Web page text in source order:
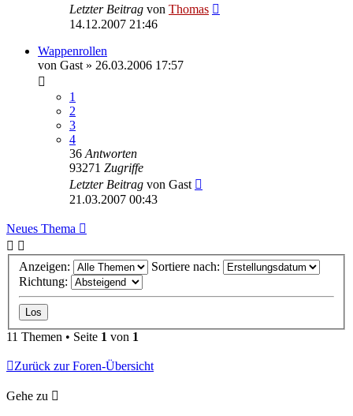
Letzter Beitrag von Thomas
14.12.2007 21:46
Wappenrollen
von Gast » 26.03.2006 17:57
1
2
3
4
36 Antworten
93271 Zugriffe
Letzter Beitrag von Gast
21.03.2007 00:43
Neues Thema
Anzeigen:
Sortiere nach:
Richtung:
11 Themen • Seite 1 von 1
Zurück zur Foren-Übersicht
Gehe zu